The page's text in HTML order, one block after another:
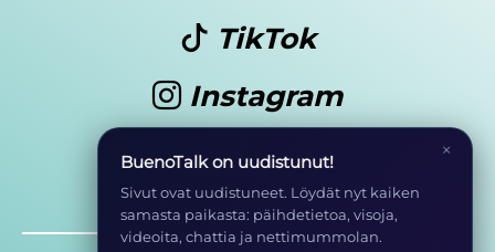
TikTok
Instagram
Youtube
×
BuenoTalk on uudistunut!
Sivut ovat uudistuneet. Löydät nyt kaiken
samasta paikasta: päihdetietoa, visoja,
videoita, chattia ja nettimummolan.